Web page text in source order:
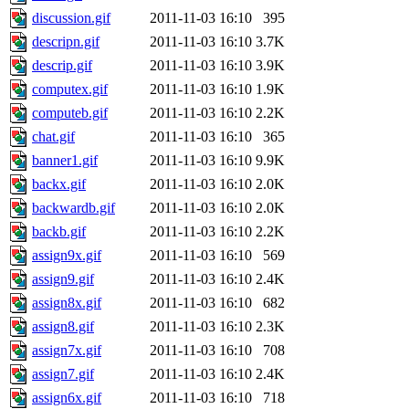
discussion.gif
2011-11-03 16:10
395
descripn.gif
2011-11-03 16:10 3.7K
descrip.gif
2011-11-03 16:10 3.9K
computex.gif
2011-11-03 16:10 1.9K
computeb.gif
2011-11-03 16:10 2.2K
chat.gif
2011-11-03 16:10
365
banner1.gif
2011-11-03 16:10 9.9K
backx.gif
2011-11-03 16:10 2.0K
backwardb.gif
2011-11-03 16:10 2.0K
backb.gif
2011-11-03 16:10 2.2K
assign9x.gif
2011-11-03 16:10
569
assign9.gif
2011-11-03 16:10 2.4K
assign8x.gif
2011-11-03 16:10
682
assign8.gif
2011-11-03 16:10 2.3K
assign7x.gif
2011-11-03 16:10
708
assign7.gif
2011-11-03 16:10 2.4K
assign6x.gif
2011-11-03 16:10 718